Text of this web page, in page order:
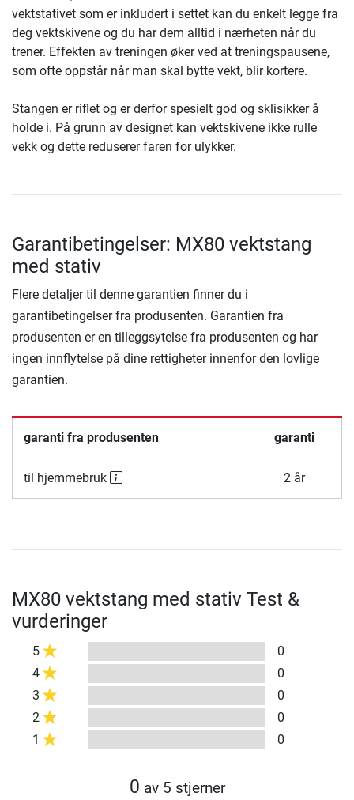
vektstativet som er inkludert i settet kan du enkelt legge fra
deg vektskivene og du har dem alltid i nærheten når du
trener. Effekten av treningen øker ved at treningspausene,
som ofte oppstår når man skal bytte vekt, blir kortere.
Stangen er riflet og er derfor spesielt god og sklisikker å
holde i. På grunn av designet kan vektskivene ikke rulle
vekk og dette reduserer faren for ulykker.
Garantibetingelser: MX80 vektstang
med stativ
Flere detaljer til denne garantien finner du i
garantibetingelser fra produsenten. Garantien fra
produsenten er en tilleggsytelse fra produsenten og har
ingen innflytelse på dine rettigheter innenfor den lovlige
garantien.
garanti fra produsenten garanti
til hjemmebruk 2 år
MX80 vektstang med stativ Test &
vurderinger
5
0
4
0
3
0
2
0
1
0
0 av 5 stjerner